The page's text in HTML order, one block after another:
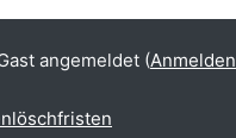
angemeldet (Anmelden